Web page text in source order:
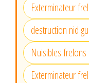
Exterminateur
destruction nid
Nuisibles
Exterminateur